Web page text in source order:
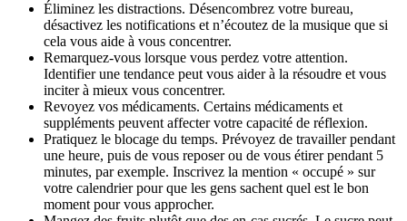
Éliminez les distractions. Désencombrez votre bureau,
désactivez les notifications et n’écoutez de la musique que si
cela vous aide à vous concentrer.
Remarquez-vous lorsque vous perdez votre attention.
Identifier une tendance peut vous aider à la résoudre et vous
inciter à mieux vous concentrer.
Revoyez vos médicaments. Certains médicaments et
suppléments peuvent affecter votre capacité de réflexion.
Pratiquez le blocage du temps. Prévoyez de travailler pendant
une heure, puis de vous reposer ou de vous étirer pendant 5
minutes, par exemple. Inscrivez la mention « occupé » sur
votre calendrier pour que les gens sachent quel est le bon
moment pour vous approcher.